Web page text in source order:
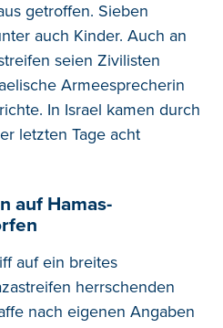
getroffen. Sieben
auch Kinder. Auch an
seien Zivilisten
Armeesprecherin
In Israel kamen durch
letzten Tage acht
auf Hamas-
auf ein breites
herrschenden
nach eigenen Angaben